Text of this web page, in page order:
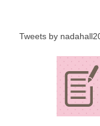
Tweets by